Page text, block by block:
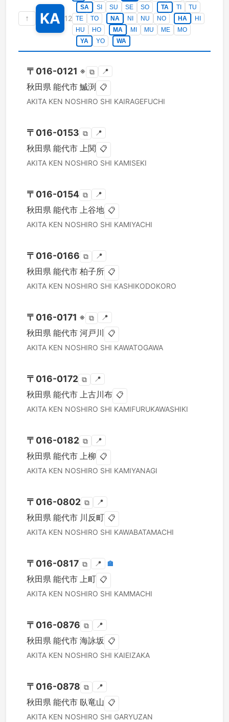
↑ KA 12
SA
SI SU SE SO TA TI
TU
TE
TO NA NI NU NO HA
HI
HU
HO MA MI MU ME
MO
YA
YO WA
〒 016-0121 ※ ⧉ 📍
秋田県 能代市 鰄渕 📋
AKITA KEN NOSHIRO SHI KAIRAGEFUCHI
〒 016-0153 ⧉ 📍
秋田県 能代市 上関 📋
AKITA KEN NOSHIRO SHI KAMISEKI
〒 016-0154 ⧉ 📍
秋田県 能代市 上谷地 📋
AKITA KEN NOSHIRO SHI KAMIYACHI
〒 016-0166 ⧉ 📍
秋田県 能代市 柏子所 📋
AKITA KEN NOSHIRO SHI KASHIKODOKORO
〒 016-0171 ※ ⧉ 📍
秋田県 能代市 河戸川 📋
AKITA KEN NOSHIRO SHI KAWATOGAWA
〒 016-0172 ⧉ 📍
秋田県 能代市 上古川布 📋
AKITA KEN NOSHIRO SHI KAMIFURUKAWASHIKI
〒 016-0182 ⧉ 📍
秋田県 能代市 上柳 📋
AKITA KEN NOSHIRO SHI KAMIYANAGI
〒 016-0802 ⧉ 📍
秋田県 能代市 川反町 📋
AKITA KEN NOSHIRO SHI KAWABATAMACHI
〒 016-0817 ⧉ 📍 🏣
秋田県 能代市 上町 📋
AKITA KEN NOSHIRO SHI KAMMACHI
〒 016-0876 ⧉ 📍
秋田県 能代市 海詠坂 📋
AKITA KEN NOSHIRO SHI KAIEIZAKA
〒 016-0878 ⧉ 📍
秋田県 能代市 臥竜山 📋
AKITA KEN NOSHIRO SHI GARYUZAN